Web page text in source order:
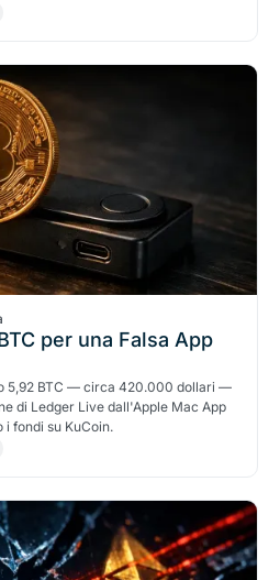
per una Falsa App
5,92 BTC — circa 420.000 dollari —
di Ledger Live dall'Apple Mac App
i fondi su KuCoin.